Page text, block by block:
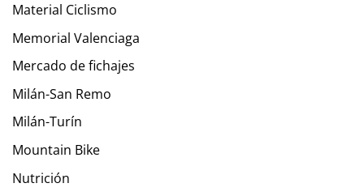
Material Ciclismo
Memorial Valenciaga
Mercado de fichajes
Milán-San Remo
Milán-Turín
Mountain Bike
Nutrición